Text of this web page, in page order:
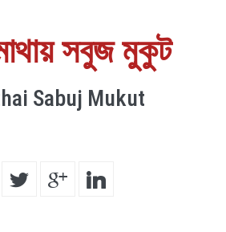
সবুজ মুকুট
Sabuj Mukut